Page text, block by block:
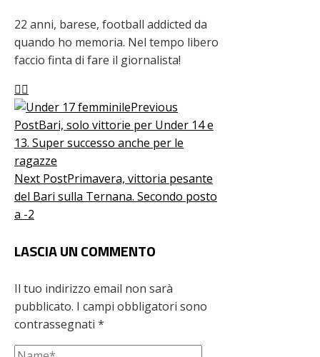
22 anni, barese, football addicted da
quando ho memoria. Nel tempo libero
faccio finta di fare il giornalista!
Previous
PostBari, solo vittorie per Under 14 e
13. Super successo anche per le
ragazze
Next PostPrimavera, vittoria pesante
del Bari sulla Ternana. Secondo posto
a -2
LASCIA UN COMMENTO
Il tuo indirizzo email non sarà
pubblicato. I campi obbligatori sono
contrassegnati *